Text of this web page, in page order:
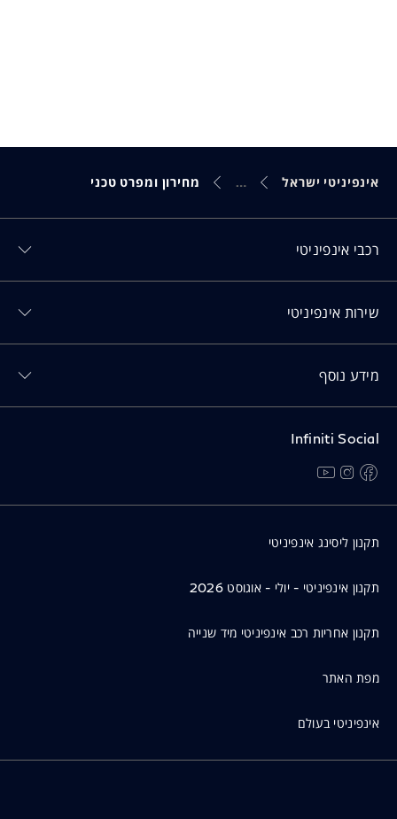
אינפיניטי ישראל מחירון ומפרט טכני
רכבי אינפיניטי
שירות אינפיניטי
מידע נוסף
Infiniti Social
facebook
נפתח בחלון חדש
instagram
נפתח בחלון חדש
תקנון ליסינג אינפיניטי
תקנון אינפיניטי - יולי - אוגוסט 2026
תקנון אחריות רכב אינפיניטי מיד שנייה
מפת האתר
אינפיניטי בעולם